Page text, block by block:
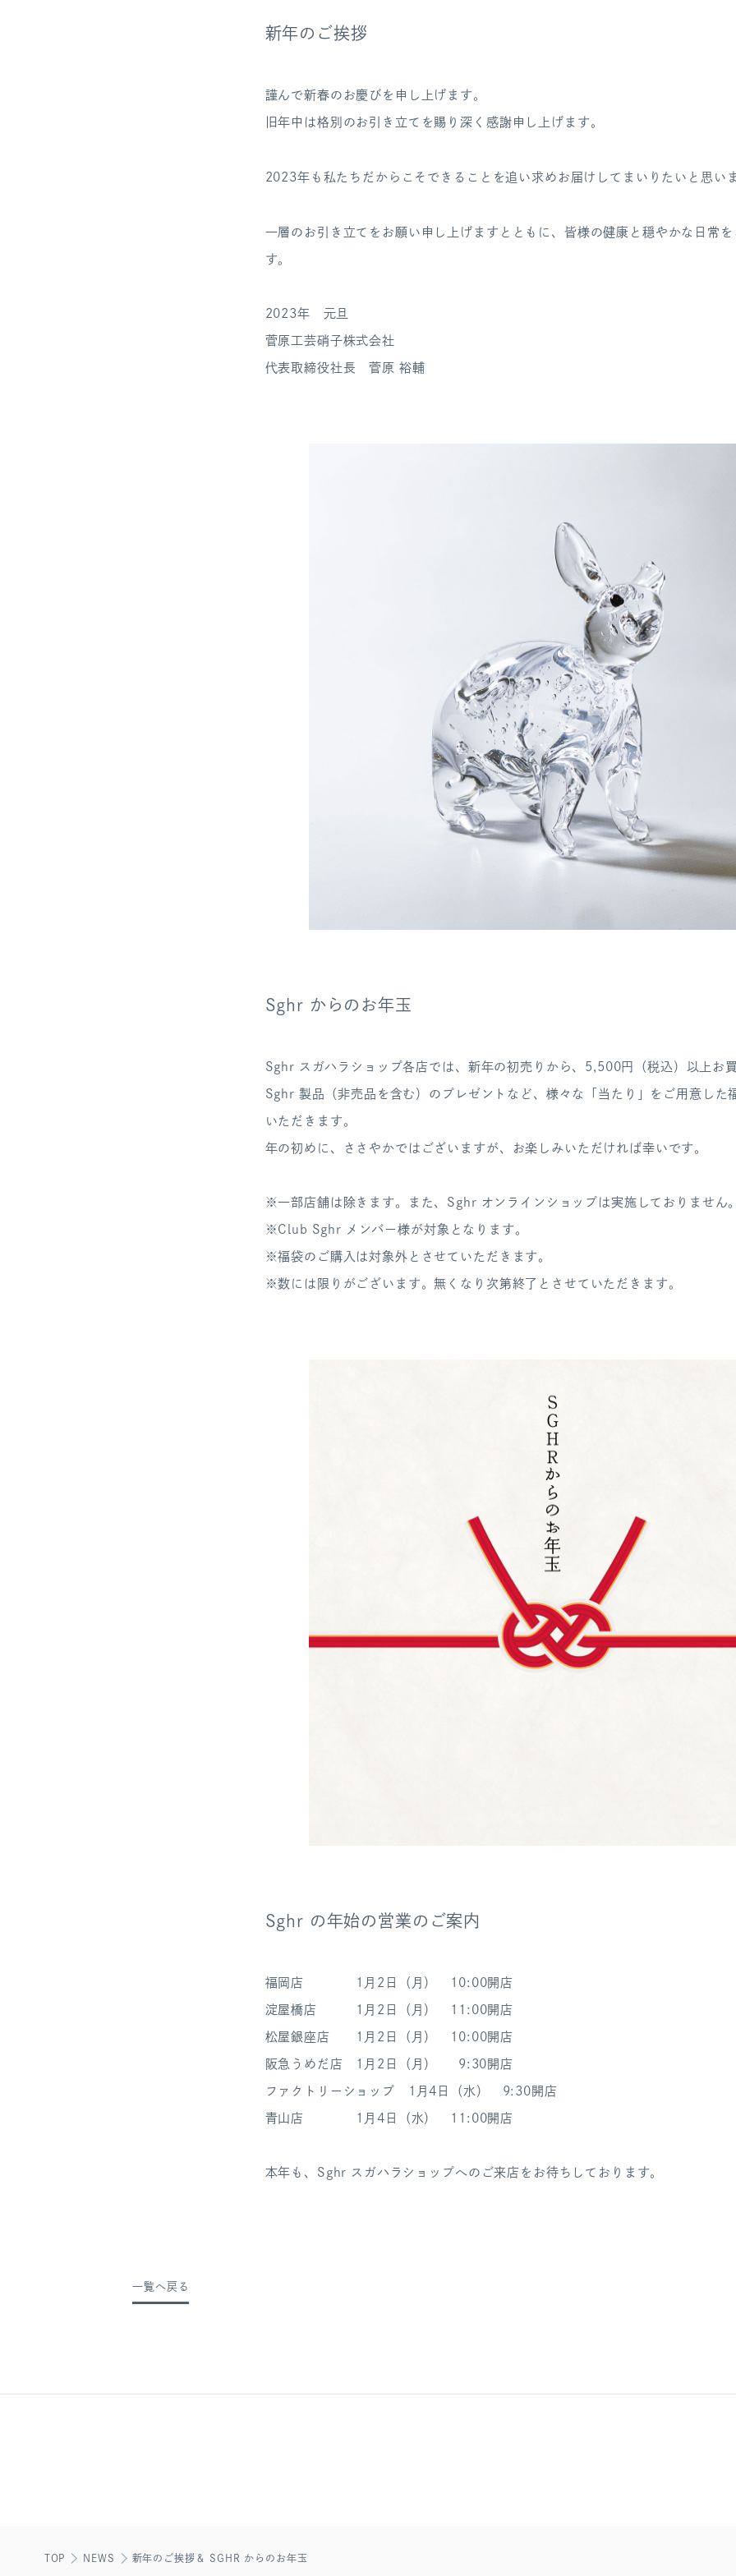
新年のご挨拶
謹んで新春のお慶びを申し上げます。
旧年中は格別のお引き立てを賜り深く感謝申し上げます。
2023年も私たちだからこそできることを追い求めお届けしてまいりたいと思い
一層のお引き立てをお願い申し上げますとともに、皆様の健康と穏やかな日常
す。
2023年 元旦
菅原工芸硝子株式会社
代表取締役社長 菅原 裕輔
Sghr からのお年玉
Sghr スガハラショップ各店では、新年の初売りから、5,500円（税込）以上お
Sghr 製品（非売品を含む）のプレゼントなど、様々な「当たり」をご用意した
いただきます。
年の初めに、ささやかではございますが、お楽しみいただければ幸いです。
※一部店舗は除きます。また、Sghr オンラインショップは実施しておりません
※Club Sghr メンバー様が対象となります。
※福袋のご購入は対象外とさせていただきます。
※数には限りがございます。無くなり次第終了とさせていただきます。
Sghr の年始の営業のご案内
福岡店 1月2日（月） 10:00開店
淀屋橋店 1月2日（月） 11:00開店
松屋銀座店 1月2日（月） 10:00開店
阪急うめだ店 1月2日（月） 9:30開店
ファクトリーショップ 1月4日（水） 9:30開店
青山店 1月4日（水） 11:00開店
本年も、Sghr スガハラショップへのご来店をお待ちしております。
一覧へ戻る
TOP NEWS 新年のご挨拶＆ SGHR からのお年玉